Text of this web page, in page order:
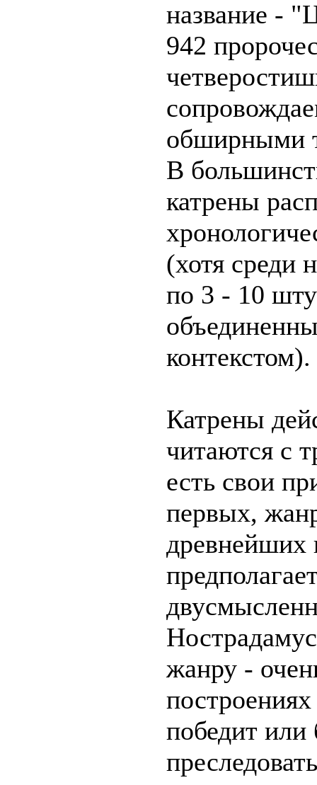
название -
942
обширными
В
катрены
(хотя среди
по 3 - 10
контекстом).
Катрены
читаются с
есть свои
первых,
древнейших
жанру -
победит или